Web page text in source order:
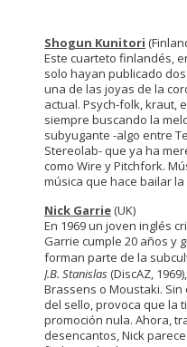
Shogun Kunitori
Este cuarteto finlandés,
solo hayan publicado
una de las joyas de la
actual. Psych-folk, kraut,
siempre buscando la
subyugante -algo entre
Stereolab- que ya ha
como Wire y Pitchfork.
música que hace bailar
Nick Garrie (UK)
En 1969 un joven inglés
Garrie cumple 20 años y
forman parte de la
J.B. Stanislas (DiscAZ,
Brassens o Moustaki.
del sello, provoca que la
promoción nula. Ahora,
desencantos, Nick